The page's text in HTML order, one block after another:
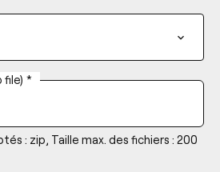
file) *
: zip, Taille max. des fichiers : 200